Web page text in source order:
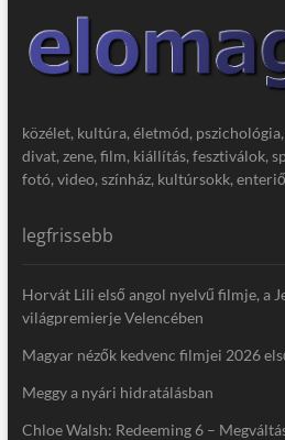
közélet, kultúra, életmód,
divat, zene, film, kiállítás, fesztiválok,
fotó, video, színház, kultúrsokk,
legfrissebb
Horvát Lili első angol nyelvű filmje, a
világpremierje Velencében
Magyar nézők kedvenc filmjei 2026
Meggy a nyári hidratálásban
Chloe Walsh: Redeeming 6 –